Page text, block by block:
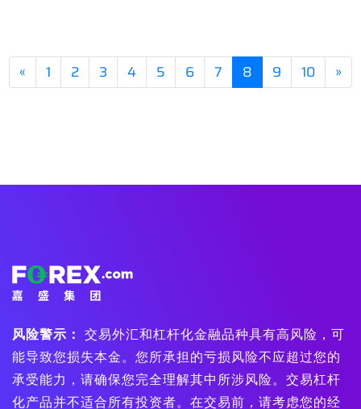
« 1 2 3 4 5 6 7 8 9 10 »
风险警示： 交易外汇和杠杆化金融品种具有高风险，可
能导致您损失本金。您所承担的亏损风险不应超过您的
承受能力，请确保您完全理解其中所涉风险。交易杠杆
化产品并不适合所有投资者。在交易前，请考虑您的经